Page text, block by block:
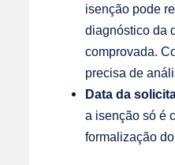
isenção pode
diagnóstico da
comprovada.
precisa de
Data da
a isenção só é
formalização